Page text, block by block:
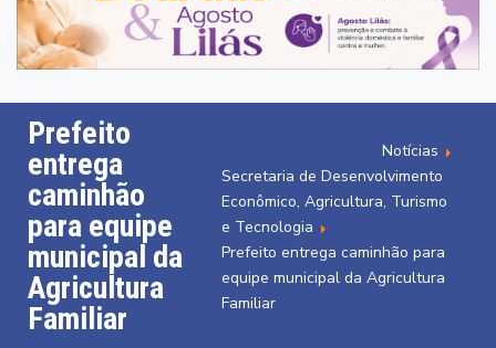
Prefeito
entrega
caminhão
para equipe
municipal da
Agricultura
Familiar
Notícias
Secretaria de Desenvolvimento
Econômico, Agricultura, Turismo
e Tecnologia
Prefeito entrega caminhão para
equipe municipal da Agricultura
Familiar